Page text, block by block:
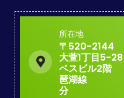
所在地
〒520-
大萱1
ベスビ
琶湖線
分